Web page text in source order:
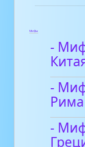
Мифы
-
-
Рима
-